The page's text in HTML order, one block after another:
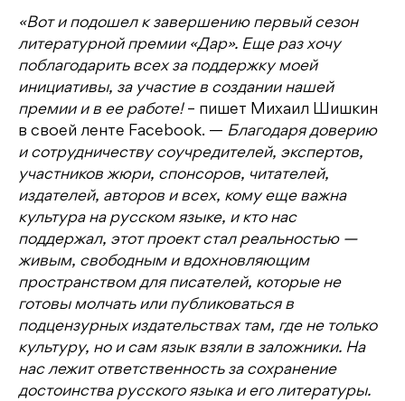
«Вот и подошел к завершению первый сезон
литературной премии «Дар». Еще раз хочу
поблагодарить всех за поддержку моей
инициативы, за участие в создании нашей
премии и в ее работе!– пишет Михаил Шишкин
в своей ленте Facebook. — Благодаря доверию
и сотрудничеству соучредителей, экспертов,
участников жюри, спонсоров, читателей,
издателей, авторов и всех, кому еще важна
культура на русском языке, и кто нас
поддержал, этот проект стал реальностью —
живым, свободным и вдохновляющим
пространством для писателей, которые не
готовы молчать или публиковаться в
подцензурных издательствах там, где не только
культуру, но и сам язык взяли в заложники. На
нас лежит ответственность за сохранение
достоинства русского языка и его литературы.